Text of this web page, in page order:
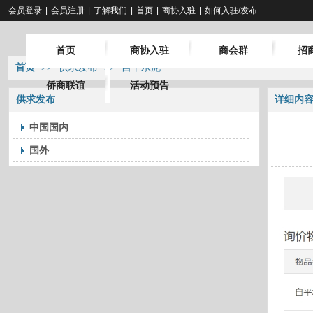
首页 商协入驻 商会群 招
侨商联谊 活动预告
会员登录 会员注册 了解我们 首页 商协入驻 如何入驻/发布
首页 >> 供求发布 >> 自平水泥
供求发布
中国国内
国外
详细内容